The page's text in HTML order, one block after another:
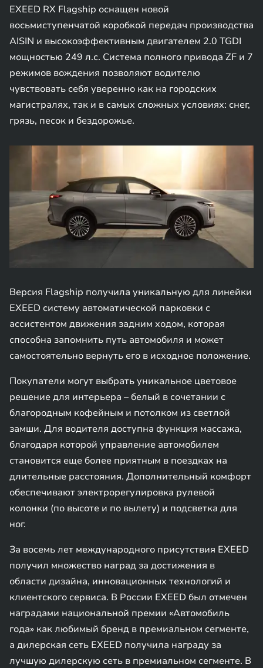
EXEED RX Flagship оснащен новой
восьмиступенчатой коробкой передач производства
AISIN и высокоэффективным двигателем 2.0 TGDI
мощностью 249 л.с. Система полного привода ZF и 7
режимов вождения позволяют водителю
чувствовать себя уверенно как на городских
магистралях, так и в самых сложных условиях: снег,
грязь, песок и бездорожье.
Версия Flagship получила уникальную для линейки
EXEED систему автоматической парковки с
ассистентом движения задним ходом, которая
способна запомнить путь автомобиля и может
самостоятельно вернуть его в исходное положение.
Покупатели могут выбрать уникальное цветовое
решение для интерьера – белый в сочетании с
благородным кофейным и потолком из светлой
замши. Для водителя доступна функция массажа,
благодаря которой управление автомобилем
становится еще более приятным в поездках на
длительные расстояния. Дополнительный комфорт
обеспечивают электрорегулировка рулевой
колонки (по высоте и по вылету) и подсветка для
ног.
За восемь лет международного присутствия EXEED
получил множество наград за достижения в
области дизайна, инновационных технологий и
клиентского сервиса. В России EXEED был отмечен
наградами национальной премии «Автомобиль
года» как любимый бренд в премиальном сегменте,
а дилерская сеть EXEED получила награду за
лучшую дилерскую сеть в премиальном сегменте. В